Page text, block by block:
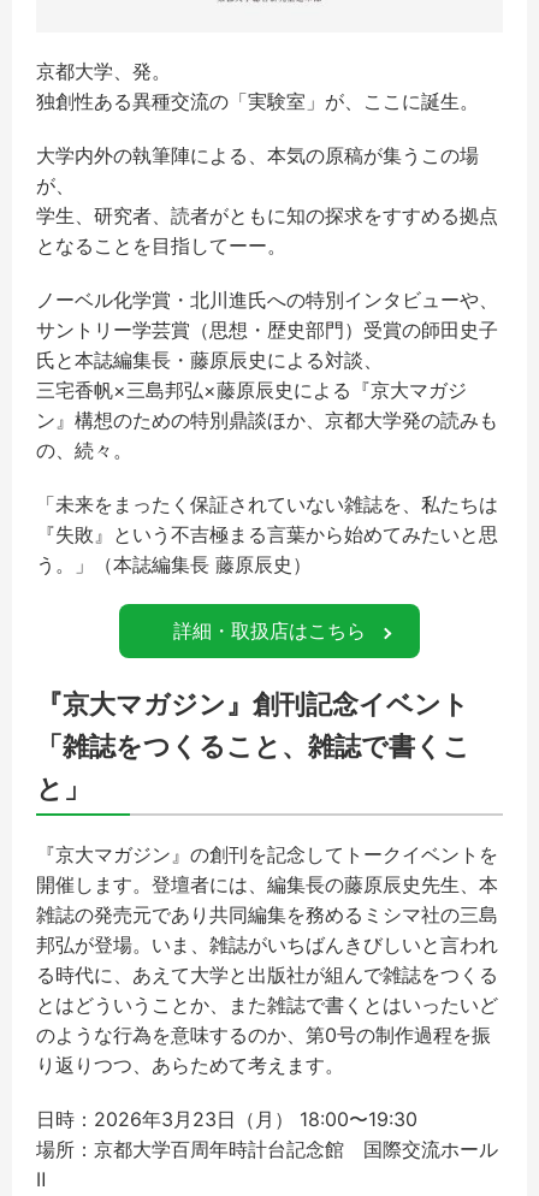
京都大学、発。
独創性ある異種交流の「実験室」が、ここに誕生。
大学内外の執筆陣による、本気の原稿が集うこの場
が、
学生、研究者、読者がともに知の探求をすすめる拠点
となることを目指してーー。
ノーベル化学賞・北川進氏への特別インタビューや、
サントリー学芸賞（思想・歴史部門）受賞の師田史子
氏と本誌編集長・藤原辰史による対談、
三宅香帆×三島邦弘×藤原辰史による『京大マガジ
ン』構想のための特別鼎談ほか、京都大学発の読みも
の、続々。
「未来をまったく保証されていない雑誌を、私たちは
『失敗』という不吉極まる言葉から始めてみたいと思
う。」（本誌編集長 藤原辰史）
詳細・取扱店はこちら
『京大マガジン』創刊記念イベント
「雑誌をつくること、雑誌で書くこ
と」
『京大マガジン』の創刊を記念してトークイベントを
開催します。登壇者には、編集長の藤原辰史先生、本
雑誌の発売元であり共同編集を務めるミシマ社の三島
邦弘が登場。いま、雑誌がいちばんきびしいと言われ
る時代に、あえて大学と出版社が組んで雑誌をつくる
とはどういうことか、また雑誌で書くとはいったいど
のような行為を意味するのか、第0号の制作過程を振
り返りつつ、あらためて考えます。
日時：2026年3月23日（月） 18:00〜19:30
場所：京都大学百周年時計台記念館 国際交流ホール
Ⅱ